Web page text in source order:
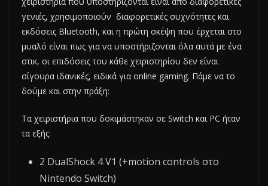
γενιές, χρησιμοποιούν διαφορετικές συχνότητες και
εκδόσεις Bluetooth, και η πρώτη σκέψη που έρχεται στο
μυαλό είναι πως για να υποστήριζονται όλα αυτά με ένα
στικ, οι επιδόσεις του κάθε χειριστηρίου δεν είναι
σίγουρα ιδανικές, ειδικά για online gaming. Πάμε να το
δούμε και στην πράξη:
Τα χειριστήρια που δοκιμάστηκαν σε Switch και PC ήταν
τα εξής:
2 DualShock 4 V1 (+motion controls στο
Nintendo Switch)